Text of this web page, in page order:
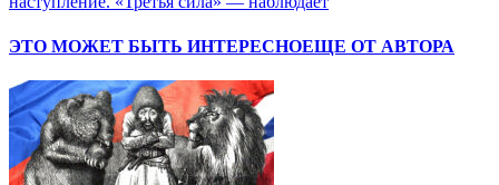
ЭТО МОЖЕТ БЫТЬ ИНТЕРЕСНОЕЩЕ ОТ АВТОРА